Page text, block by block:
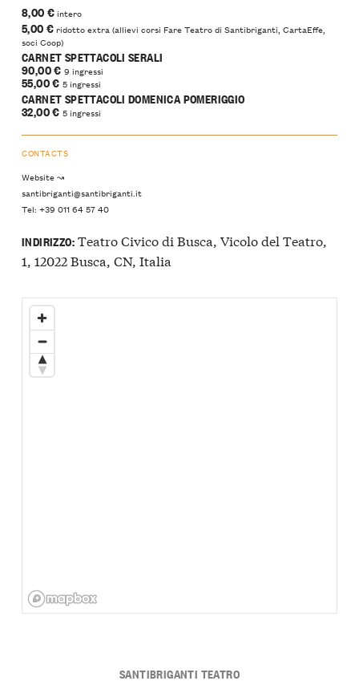
8,00 €intero
5,00 €ridotto extra (allievi corsi Fare Teatro di Santibriganti, CartaEffe,
soci Coop)
CARNET SPETTACOLI SERALI
90,00 € 9 ingressi
55,00 € 5 ingressi
CARNET SPETTACOLI DOMENICA POMERIGGIO
32,00 € 5 ingressi
CONTACTS
Website ↝
santibriganti@santibriganti.it
Tel: +39 011 64 57 40
INDIRIZZO:Teatro Civico di Busca, Vicolo del Teatro,
1, 12022 Busca, CN, Italia
SANTIBRIGANTI TEATRO